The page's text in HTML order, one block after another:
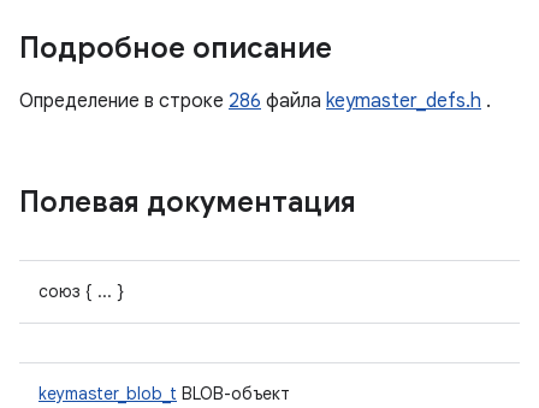
Подробное описание
Определение в строке 286 файла keymaster_defs.h .
Полевая документация
союз { ... }
keymaster_blob_t BLOB-объект